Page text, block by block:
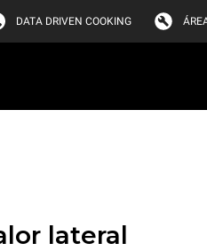
DATA DRIVEN COOKING
lateral